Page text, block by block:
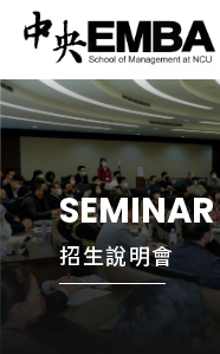
SEMINAR
招生說明會